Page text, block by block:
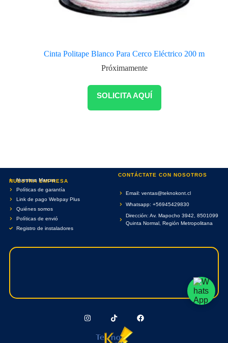
Cinta Politape Blanco Para Cerco Eléctrico 200 m
Próximamente
SOLICITA AQUÍ
NUESTRA EMPRESA
Nuestras Marcas
Políticas de garantía
Link de pago Webpay Plus
Quiénes somos
Políticas de envió
Registro de instaladores
CONTÁCTATE CON NOSOTROS
Email: ventas@teknokont.cl
Whatsapp: +56945429830
Dirección: Av. Mapocho 3942, 8501099
Quinta Normal, Región Metropolitana